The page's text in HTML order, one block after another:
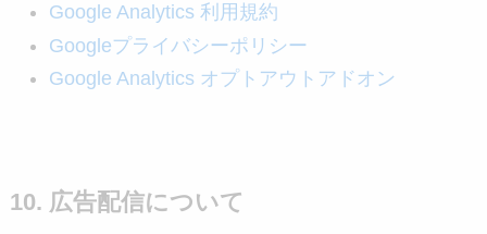
Google Analytics 利用規約
Googleプライバシーポリシー
Google Analytics オプトアウトアドオン
10. 広告配信について